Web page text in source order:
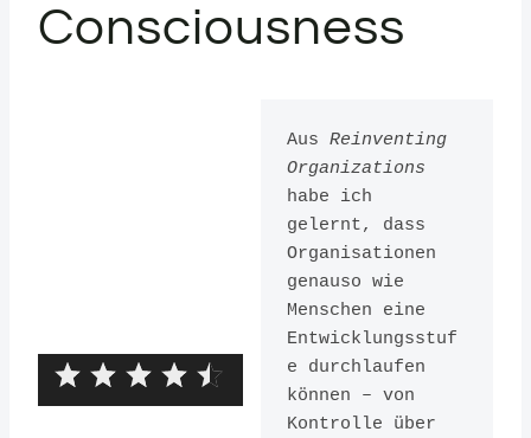
Consciousness
Aus Reinventing
Organizations
habe ich
gelernt, dass
Organisationen
genauso wie
Menschen eine
Entwicklungsstuf
e durchlaufen
können – von
Kontrolle über